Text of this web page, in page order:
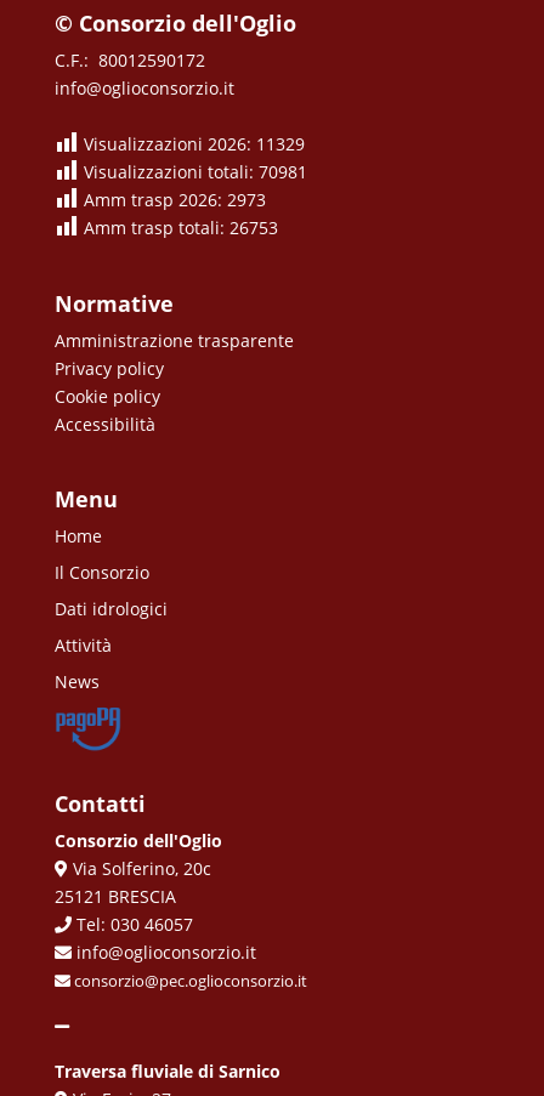
© Consorzio dell'Oglio
C.F.: 80012590172
info@oglioconsorzio.it
Visualizzazioni 2026: 11329
Visualizzazioni totali: 70981
Amm trasp 2026: 2973
Amm trasp totali: 26753
Normative
Amministrazione trasparente
Privacy policy
Cookie policy
Accessibilità
Menu
Home
Il Consorzio
Dati idrologici
Attività
News
Contatti
Consorzio dell'Oglio
Via Solferino, 20c
25121 BRESCIA
Tel: 030 46057
info@oglioconsorzio.it
consorzio@pec.oglioconsorzio.it
Traversa fluviale di Sarnico